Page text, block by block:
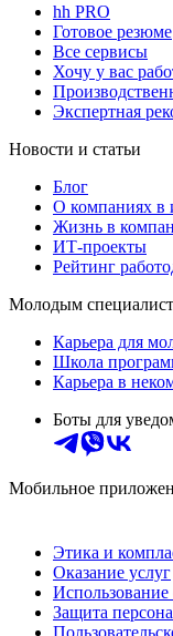
hh PRO
Готовое резюме
Все сервисы
Хочу у вас
Экспертная
Новости и статьи
Блог
О компаниях в
Жизнь в
ИТ-проекты
Рейтинг
Молодым
Карьера для
Школа
Карьера в
Боты для
Мобильное
Этика и
Оказание услуг
Использование
Защита